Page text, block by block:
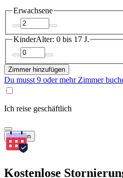
Erwachsene
KinderAlter: 0 bis 17 J.
Zimmer hinzufügen
Du musst 9 oder mehr Zimmer
Ich reise geschäftlich
Suchen
Kostenlose